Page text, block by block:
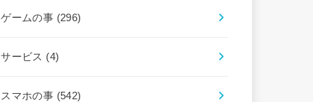
ゲームの事 (296)
サービス (4)
スマホの事 (542)